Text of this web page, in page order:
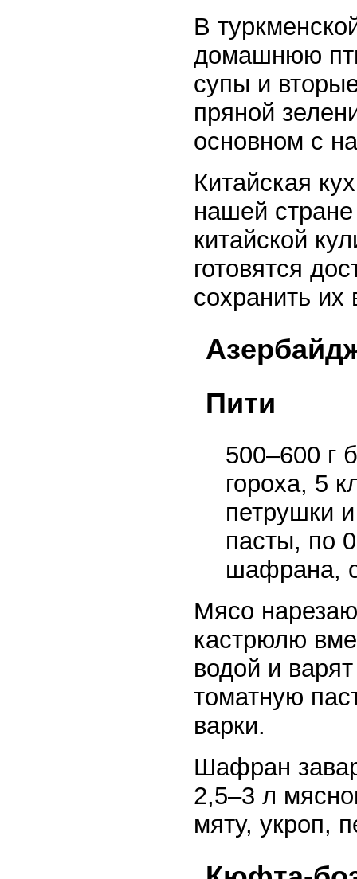
В
домашнюю
супы и
пряной
основном с
Китайская
нашей
китайской
готовятся
сохранить их
Пити
500–600 г
гороха, 5
петрушки
пасты, по
шафрана,
Мясо
кастрюлю
водой и
томатную
варки.
Шафран
2,5–3 л
мяту, укроп,